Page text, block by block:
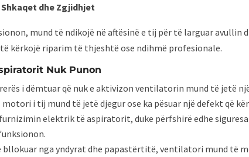
dhe Zgjidhjet
mund të ndikojë në aftësinë e tij për të larguar
kërkojë riparim të thjeshtë ose ndihmë profesionale.
Nuk Punon
i dëmtuar që nuk e aktivizon ventilatorin mund të jetë
i tij mund të jetë djegur ose ka pësuar një defekt që
elektrik të aspiratorit, duke përfshirë edhe
nga yndyrat dhe papastërtitë, ventilatori mund të